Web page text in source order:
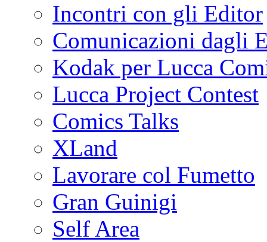
Incontri con gli Editor
Comunicazioni dagli
Kodak per Lucca
Lucca Project Contest
Comics Talks
XLand
Lavorare col Fumetto
Gran Guinigi
Self Area